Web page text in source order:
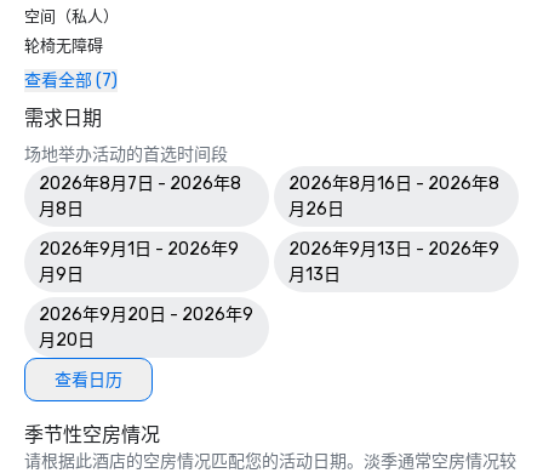
空间（私人）
轮椅无障碍
查看全部 (7)
需求日期
场地举办活动的首选时间段
2026年8月7日 - 2026年8
月8日
2026年8月16日 - 2026年8
月26日
2026年9月1日 - 2026年9
月9日
2026年9月13日 - 2026年9
月13日
2026年9月20日 - 2026年9
月20日
查看日历
季节性空房情况
请根据此酒店的空房情况匹配您的活动日期。淡季通常空房情况较